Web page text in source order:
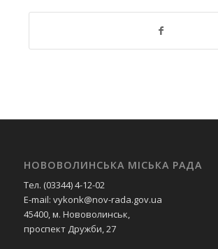
НОВОВОЛИНСЬКА МІСЬКА РАДА
Тел. (03344) 4-12-02
E-mail: vykonk@nov-rada.gov.ua
45400, м. Нововолинськ,
проспект Дружби, 27